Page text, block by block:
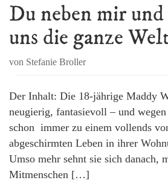
Du neben mir
uns die ganze
von Stefanie Broller
Der Inhalt: Die 18-jährige Maddy
neugierig, fantasievoll – und
schon immer zu einem vollends
abgeschirmten Leben in ihrer
Umso mehr sehnt sie sich danach,
Mitmenschen […]